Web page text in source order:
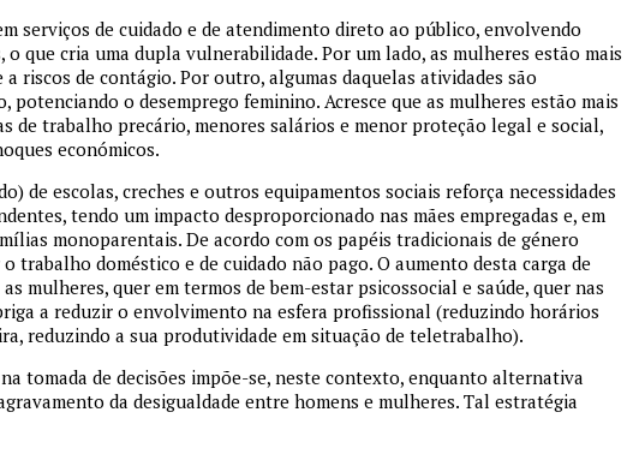
serviços de cuidado e de atendimento direto ao público, envolvendo
que cria uma dupla vulnerabilidade. Por um lado, as mulheres estão mais
riscos de contágio. Por outro, algumas daquelas atividades são
potenciando o desemprego feminino. Acresce que as mulheres estão mais
de trabalho precário, menores salários e menor proteção legal e social,
económicos.
de escolas, creches e outros equipamentos sociais reforça necessidades
tendo um impacto desproporcionado nas mães empregadas e, em
monoparentais. De acordo com os papéis tradicionais de género
trabalho doméstico e de cuidado não pago. O aumento desta carga de
mulheres, quer em termos de bem-estar psicossocial e saúde, quer nas
a reduzir o envolvimento na esfera profissional (reduzindo horários
reduzindo a sua produtividade em situação de teletrabalho).
tomada de decisões impõe-se, neste contexto, enquanto alternativa
da desigualdade entre homens e mulheres. Tal estratégia